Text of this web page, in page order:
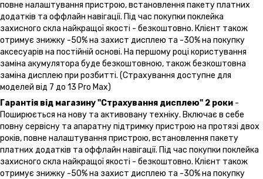
повне налаштування пристрою, встановлення пакету платних
додатків та оффлайн навігації. Під час покупки поклейка
захисного скла найкращої якості - безкоштовно. Клієнт також
отримує знижку -50% на захист дисплею та -30% на покупку
аксесуарів на постійній основі. На першому році користування
заміна акумулятора буде безкоштовною, також безкоштовна
заміна дисплею при розбитті. (Страхування доступне для
моделей від 7 до 13 Pro Max)
Гарантія від магазину "Страхування дисплею" 2 роки -
Поширюється на нову та активовану техніку. Включає в себе
повну сервісну та апаратну підтримку пристрою на протязі двох
років, повне налаштування пристрою, встановлення пакету
платних додатків та оффлайн навігації. Під час покупки поклейка
захисного скла найкращої якості - безкоштовно. Клієнт також
отримує знижку -50% на захист дисплею та -30% на покупку